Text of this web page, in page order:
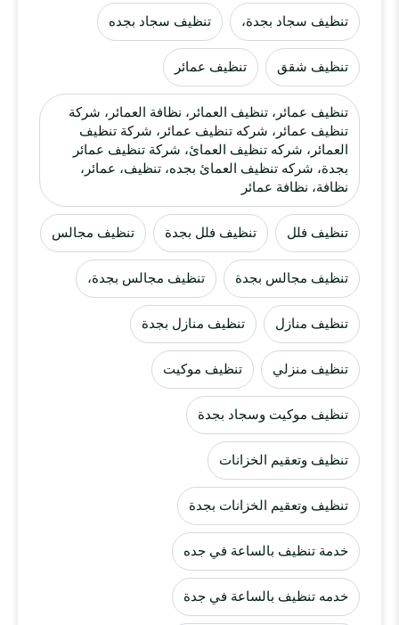
تنظيف سجاد بجدة، تنظيف سجاد بجده
تنظيف شقق تنظيف عمائر
تنظيف عمائر، تنظيف العمائر، نظافة العمائر، شركة
تنظيف عمائر، شركه تنظيف عمائر، شركة تنظيف
العمائر، شركه تنظيف العمائ، شركة تنظيف عمائر
بجدة، شركه تنظيف العمائ بجده، تنظيف، عمائر،
نظافة، نظافة عمائر
تنظيف فلل تنظيف فلل بجدة تنظيف مجالس
تنظيف مجالس بجدة تنظيف مجالس بجدة،
تنظيف منازل تنظيف منازل بجدة
تنظيف منزلي تنظيف موكيت
تنظيف موكيت وسجاد بجدة
تنظيف وتعقيم الخزانات
تنظيف وتعقيم الخزانات بجدة
خدمة تنظيف بالساعة في جده
خدمه تنظيف بالساعة في جدة